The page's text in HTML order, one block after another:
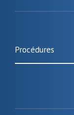
Procédures